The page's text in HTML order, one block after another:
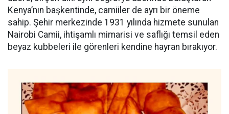
Kenya’nın başkentinde, camiiler de ayrı bir öneme
sahip. Şehir merkezinde 1931 yılında hizmete sunulan
Nairobi Camii, ihtişamlı mimarisi ve saflığı temsil eden
beyaz kubbeleri ile görenleri kendine hayran bırakıyor.